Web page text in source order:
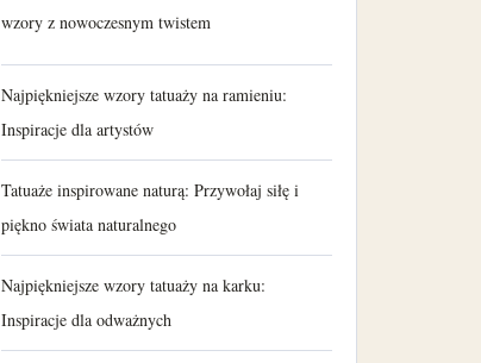
wzory z nowoczesnym twistem
Najpiękniejsze wzory tatuaży na ramieniu:
Inspiracje dla artystów
Tatuaże inspirowane naturą: Przywołaj siłę i
piękno świata naturalnego
Najpiękniejsze wzory tatuaży na karku:
Inspiracje dla odważnych